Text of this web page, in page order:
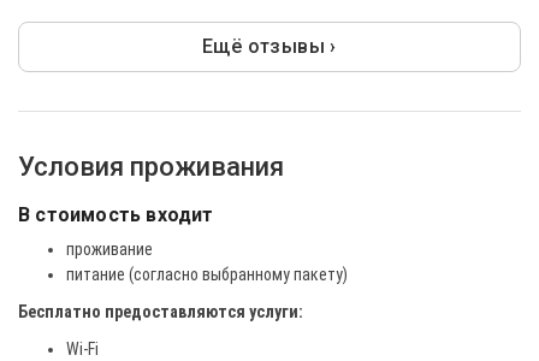
Ещё отзывы ›
Условия проживания
В стоимость входит
проживание
питание (согласно выбранному пакету)
Бесплатно предоставляются услуги:
Wi-Fi